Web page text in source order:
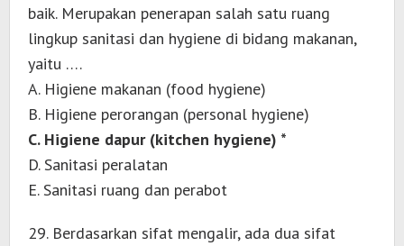
baik. Merupakan penerapan salah satu ruang
lingkup sanitasi dan hygiene di bidang makanan,
yaitu ….
A. Higiene makanan (food hygiene)
B. Higiene perorangan (personal hygiene)
C. Higiene dapur (kitchen hygiene) *
D. Sanitasi peralatan
E. Sanitasi ruang dan perabot
29. Berdasarkan sifat mengalir, ada dua sifat